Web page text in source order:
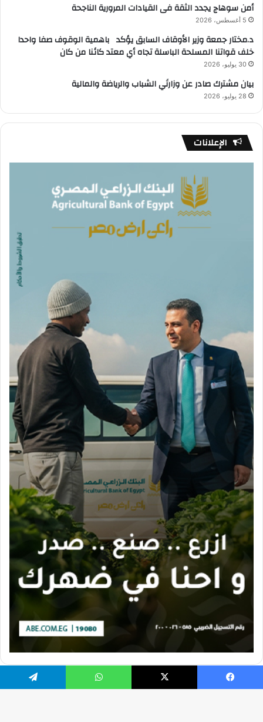
أمن سوهاج يجدد الثقة فى القيادات المرورية الناجحة
5 أغسطس، 2026
د.مختار جمعة وزير الأوقاف السابق يؤكد باهمية الوقوف صفا واحدا
خلف قواتنا المسلحة الباسلة تجاه أي معتد كائنا من كان
30 يوليو، 2026
بيان مشترك صادر عن وزارتَي الشباب والرياضة والمالية
28 يوليو، 2026
الإعلانات
فيسبوك X واتساب تيلقرام